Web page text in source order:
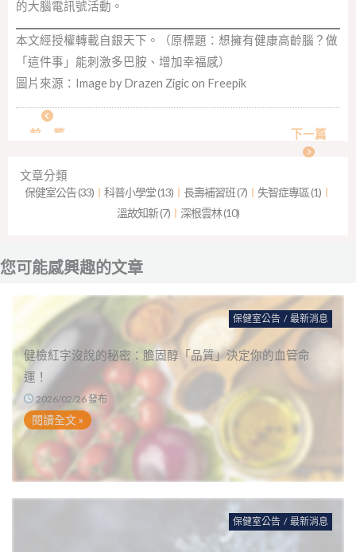
的大腦電訊號活動。
本文經授權轉載自銀天下 。（原標題： 想擁有健康高齡腦？做
「這件事」能刺激多巴胺、增加幸福感）
圖片來源：
Image by Drazen Zigic on Freepik
前一篇 下一篇
文章分類
保健室公告 (33) ︱ 科普小學堂 (13) ︱ 長壽補習班 (7) ︱ 失智症專區 (1) ︱
溫故知新 (7) ︱ 深根雲林 (10)
您可能感興趣的文章
保健室公告 / 最新消息
健檢紅字沒說的秘密：膽固醇「品質」決定你的血管命
運！
2026/02/26 發布
閱讀全文 »
保健室公告 / 最新消息